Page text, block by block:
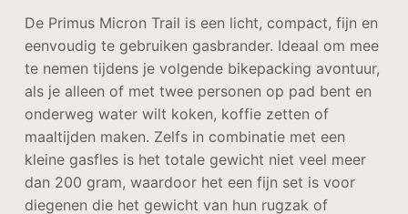
De Primus Micron Trail is een licht, compact, fijn en
eenvoudig te gebruiken gasbrander. Ideaal om mee
te nemen tijdens je volgende bikepacking avontuur,
als je alleen of met twee personen op pad bent en
onderweg water wilt koken, koffie zetten of
maaltijden maken. Zelfs in combinatie met een
kleine gasfles is het totale gewicht niet veel meer
dan 200 gram, waardoor het een fijn set is voor
diegenen die het gewicht van hun rugzak of